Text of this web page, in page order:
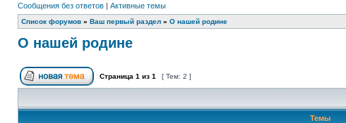
Сообщения без ответов | Активные темы
Список форумов » Ваш первый раздел » О нашей родине
О нашей родине
Страница 1 из 1 [ Тем: 2 ]
Темы